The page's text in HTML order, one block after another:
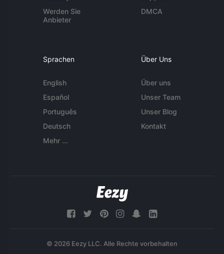
Werden Sie
Anbieter
DMCA
Sprachen
English
Español
Português
Deutsch
Mehr ...
Über Uns
Über uns
Unser Team
Unser Blog
Kontakt
© 2026 Eezy LLC. Alle Rechte vorbehalten